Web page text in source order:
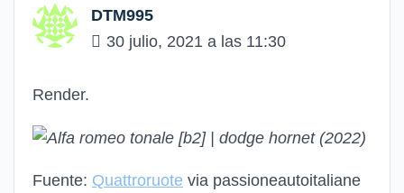
DTM995
30 julio, 2021 a las 11:30
Render.
Fuente: Quattroruote via passioneautoitaliane